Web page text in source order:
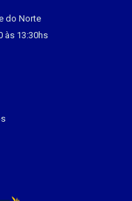
do Norte
às 13:30hs